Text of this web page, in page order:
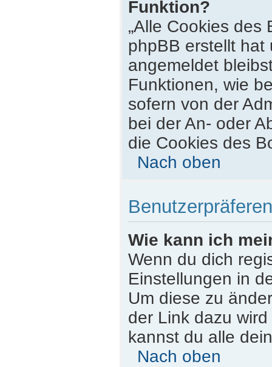
Funktion?
„Alle Cookies des
phpBB erstellt hat
angemeldet
Funktionen, wie
sofern von der
bei der An- oder
die Cookies des
Nach oben
Wie kann ich
Wenn du dich
Einstellungen in
Um diese zu
der Link dazu
kannst du alle
Nach oben